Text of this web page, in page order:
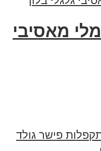
מאסיבי